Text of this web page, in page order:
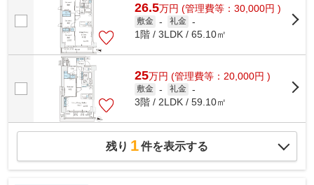
26.5万円 (管理費等：30,000円 )
敷金 - 礼金 -
1階 / 3LDK / 65.10㎡
25万円 (管理費等：20,000円 )
敷金 - 礼金 -
3階 / 2LDK / 59.10㎡
残り 1件を表示する